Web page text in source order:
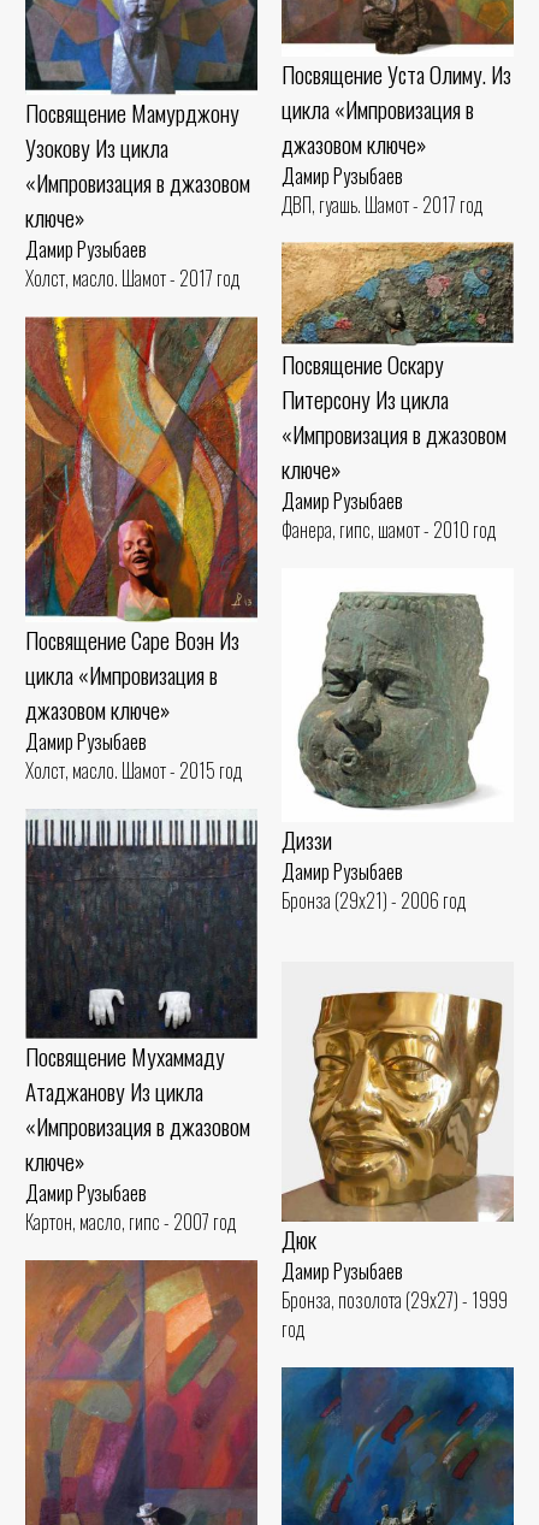
Посвящение Уста Олиму. Из
цикла «Импровизация в
джазовом ключе»
Дамир Рузыбаев
ДВП, гуашь. Шамот - 2017 год
Посвящение Мамурджону
Узокову Из цикла
«Импровизация в джазовом
ключе»
Дамир Рузыбаев
Холст, масло. Шамот - 2017 год
Посвящение Оскару
Питерсону Из цикла
«Импровизация в джазовом
ключе»
Дамир Рузыбаев
Фанера, гипс, шамот - 2010 год
Посвящение Саре Воэн Из
цикла «Импровизация в
джазовом ключе»
Дамир Рузыбаев
Холст, масло. Шамот - 2015 год
Диззи
Дамир Рузыбаев
Бронза (29x21) - 2006 год
Посвящение Мухаммаду
Атаджанову Из цикла
«Импровизация в джазовом
ключе»
Дамир Рузыбаев
Картон, масло, гипс - 2007 год
Дюк
Дамир Рузыбаев
Бронза, позолота (29x27) - 1999
год